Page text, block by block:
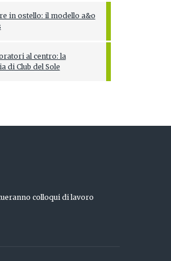
in ostello: il modello a&o
al centro: la
di Club del Sole
colloqui di lavoro